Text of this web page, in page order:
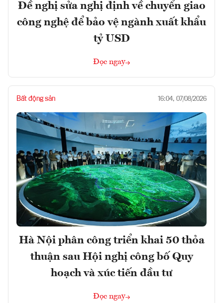
Đề nghị sửa nghị định về chuyển giao
công nghệ để bảo vệ ngành xuất khẩu
tỷ USD
Đọc ngay
Bất động sản 16:04, 07/08/2026
Hà Nội phân công triển khai 50 thỏa
thuận sau Hội nghị công bố Quy
hoạch và xúc tiến đầu tư
Đọc ngay